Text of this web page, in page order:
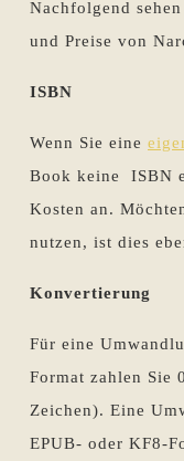
Nachfolgend
und Preise von
ISBN
Wenn Sie eine
Book keine ISBN
Kosten an.
nutzen, ist dies
Konvertierung
Für eine
Format zahlen Sie
Zeichen). Eine
EPUB- oder KF8-